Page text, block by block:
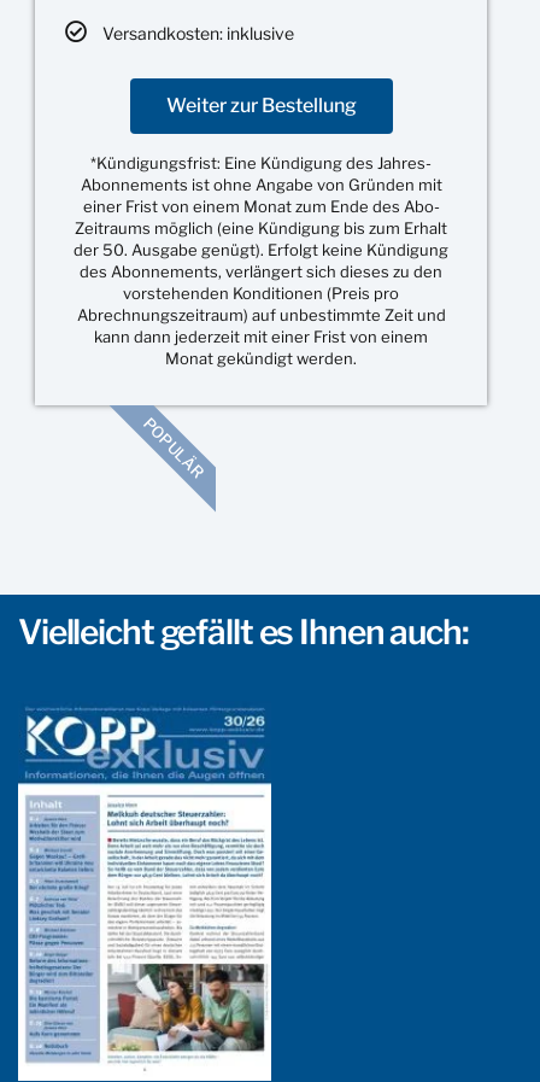
Versandkosten: inklusive
Weiter zur Bestellung
*Kündigungsfrist: Eine Kündigung des Jahres-
Abonnements ist ohne Angabe von Gründen mit
einer Frist von einem Monat zum Ende des Abo-
Zeitraums möglich (eine Kündigung bis zum Erhalt
der 50. Ausgabe genügt). Erfolgt keine Kündigung
des Abonnements, verlängert sich dieses zu den
vorstehenden Konditionen (Preis pro
Abrechnungszeitraum) auf unbestimmte Zeit und
kann dann jederzeit mit einer Frist von einem
Monat gekündigt werden.
POPULÄR
Vielleicht gefällt es Ihnen auch: